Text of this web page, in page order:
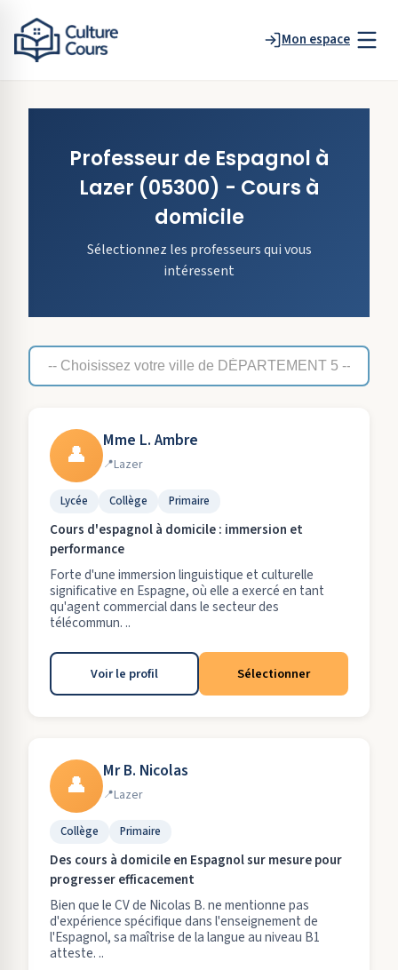
Mon espace
Professeur de Espagnol à
Lazer (05300) - Cours à
domicile
Sélectionnez les professeurs qui vous
intéressent
👤 Mme L. Ambre
Lazer
Lycée Collège Primaire
Cours d'espagnol à domicile : immersion et
performance
Forte d'une immersion linguistique et culturelle
significative en Espagne, où elle a exercé en tant
qu'agent commercial dans le secteur des
télécommun. ..
Voir le profil Sélectionner
👤 Mr B. Nicolas
Lazer
Collège Primaire
Des cours à domicile en Espagnol sur mesure pour
progresser efficacement
Bien que le CV de Nicolas B. ne mentionne pas
d'expérience spécifique dans l'enseignement de
l'Espagnol, sa maîtrise de la langue au niveau B1
atteste. ..